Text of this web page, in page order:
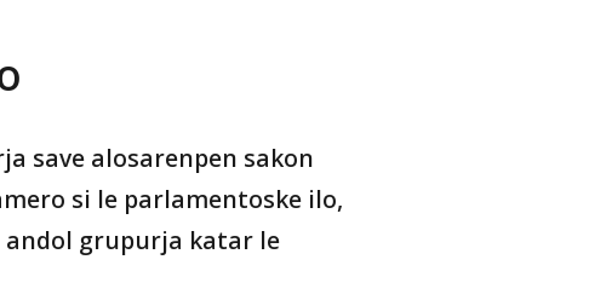
save alosarenpen sakon
si le parlamentoske ilo,
grupurja katar le